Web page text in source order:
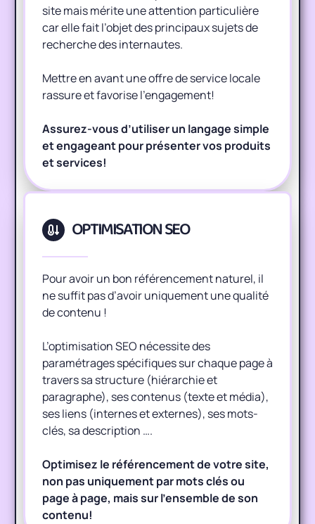
site mais mérite une attention particulière
car elle fait l’objet des principaux sujets de
recherche des internautes.
Mettre en avant une offre de service locale
rassure et favorise l’engagement!
Assurez-vous d’utiliser un langage simple
et engageant pour présenter vos produits
et services!
OPTIMISATION SEO
Pour avoir un bon référencement naturel, il
ne suffit pas d’avoir uniquement une qualité
de contenu !
L’optimisation SEO nécessite des
paramétrages spécifiques sur chaque page à
travers sa structure (hiérarchie et
paragraphe), ses contenus (texte et média),
ses liens (internes et externes), ses mots-
clés, sa description ….
Optimisez le référencement de votre site,
non pas uniquement par mots clés ou
page à page, mais sur l’ensemble de son
contenu!